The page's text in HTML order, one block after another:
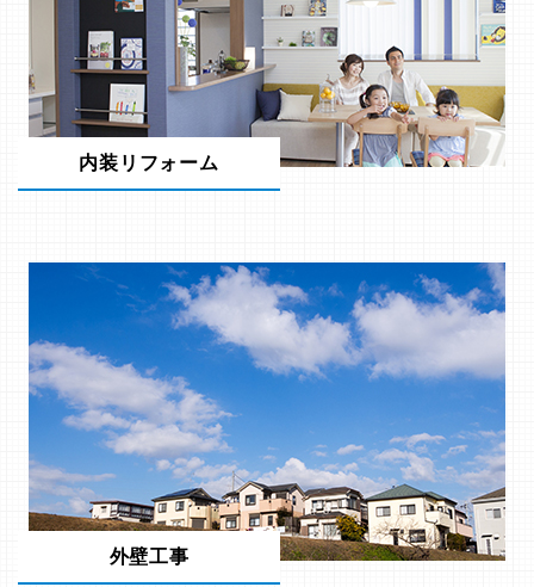
内装リフォーム
外壁工事